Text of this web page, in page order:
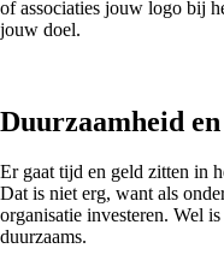
of associaties jouw logo bij
jouw doel.
Duurzaamheid
Er gaat tijd en geld zitten in
Dat is niet erg, want als
organisatie investeren. Wel
duurzaams.